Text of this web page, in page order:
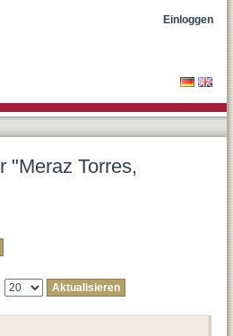
Einloggen
"Meraz Torres,